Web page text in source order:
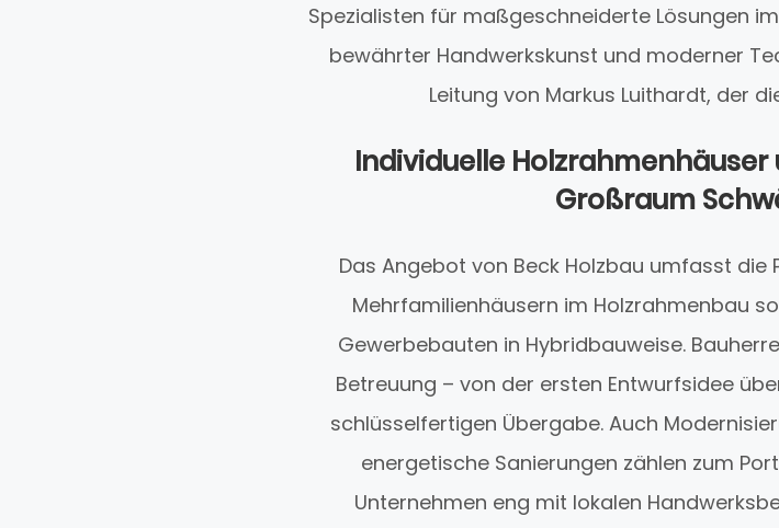
Spezialisten für maßgeschneiderte Lösungen
bewährter Handwerkskunst und moderner
Leitung von Markus Luithardt, der
Individuelle
Großraum
Das Angebot von Beck Holzbau umfasst die
Mehrfamilienhäusern im Holzrahmenbau
Gewerbebauten in Hybridbauweise.
Betreuung – von der ersten Entwurfsidee
schlüsselfertigen Übergabe. Auch
energetische Sanierungen zählen zum
Unternehmen eng mit lokalen